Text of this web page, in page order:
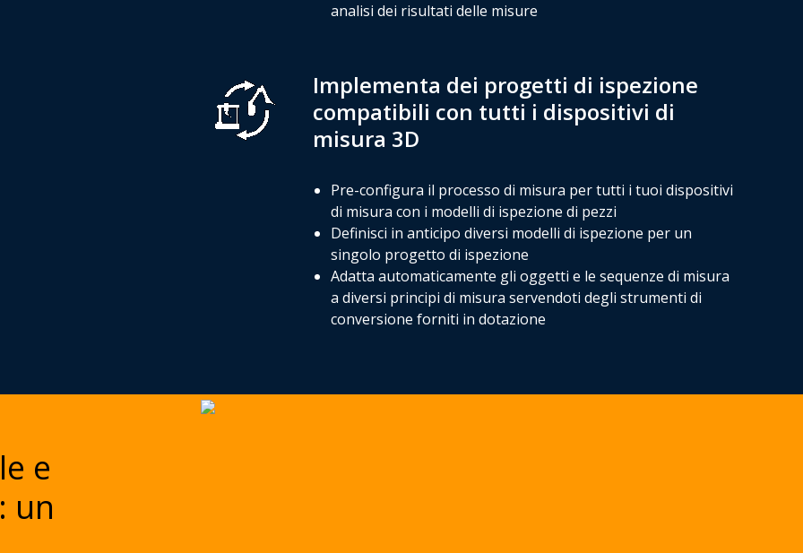
analisi dei risultati delle misure
Implementa dei progetti di ispezione
compatibili con tutti i dispositivi di
misura 3D
Pre-configura il processo di misura per tutti i tuoi dispositivi
di misura con i modelli di ispezione di pezzi
Definisci in anticipo diversi modelli di ispezione per un
singolo progetto di ispezione
Adatta automaticamente gli oggetti e le sequenze di misura
a diversi principi di misura servendoti degli strumenti di
conversione forniti in dotazione
e
un